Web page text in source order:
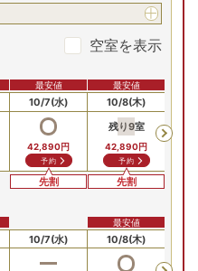
空室を表示
10/7(水)
42,890円
予約
先割
最安値
10/8(木)
残り9室
42,890円
予約
先割
最安値
10/7(水) 10/8(木)
最安値